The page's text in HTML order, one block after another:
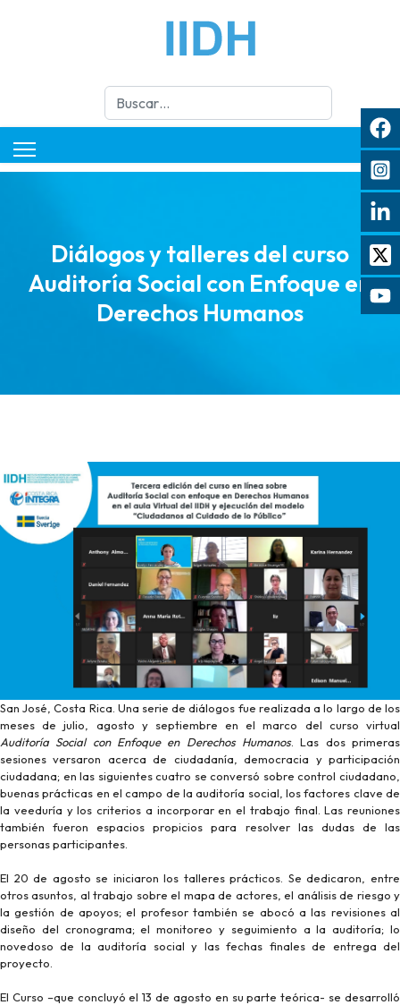
Buscar
Diálogos y talleres del curso
Auditoría Social con Enfoque en
Derechos Humanos
San José, Costa Rica. Una serie de diálogos fue realizada a lo largo de los
meses de julio, agosto y septiembre en el marco del curso virtual
Auditoría Social con Enfoque en Derechos Humanos. Las dos primeras
sesiones versaron acerca de ciudadanía, democracia y participación
ciudadana; en las siguientes cuatro se conversó sobre control ciudadano,
buenas prácticas en el campo de la auditoría social, los factores clave de
la veeduría y los criterios a incorporar en el trabajo final. Las reuniones
también fueron espacios propicios para resolver las dudas de las
personas participantes.
El 20 de agosto se iniciaron los talleres prácticos. Se dedicaron, entre
otros asuntos, al trabajo sobre el mapa de actores, el análisis de riesgo y
la gestión de apoyos; el profesor también se abocó a las revisiones al
diseño del cronograma; el monitoreo y seguimiento a la auditoría; lo
novedoso de la auditoría social y las fechas finales de entrega del
proyecto.
El Curso –que concluyó el 13 de agosto en su parte teórica- se desarrolló